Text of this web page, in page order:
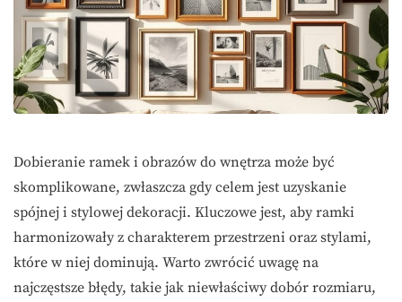
Dobieranie ramek i obrazów do wnętrza może być
skomplikowane, zwłaszcza gdy celem jest uzyskanie
spójnej i stylowej dekoracji. Kluczowe jest, aby ramki
harmonizowały z charakterem przestrzeni oraz stylami,
które w niej dominują. Warto zwrócić uwagę na
najczęstsze błędy, takie jak niewłaściwy dobór rozmiaru,